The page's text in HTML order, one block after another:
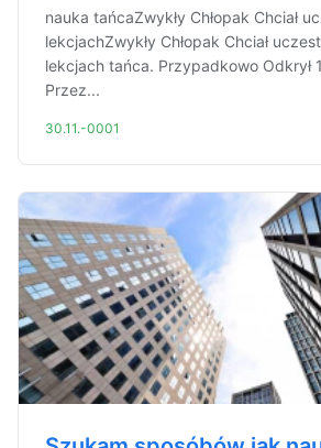
nauka tańcaZwykły Chłopak Chciał
lekcjachZwykły Chłopak Chciał
lekcjach tańca. Przypadkowo Odkrył
Przez...
30.11.-0001